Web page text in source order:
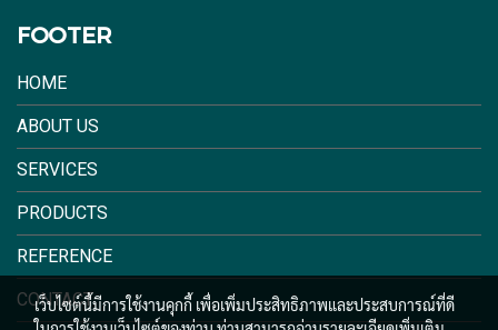
FOOTER
HOME
ABOUT US
SERVICES
PRODUCTS
REFERENCE
CONTACT
เว็บไซต์นี้มีการใช้งานคุกกี้ เพื่อเพิ่มประสิทธิภาพและประสบการณ์ที่ดี